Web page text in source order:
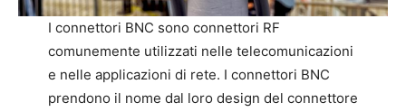
I connettori BNC sono connettori RF
comunemente utilizzati nelle telecomunicazioni
e nelle applicazioni di rete. I connettori BNC
prendono il nome dal loro design del connettore